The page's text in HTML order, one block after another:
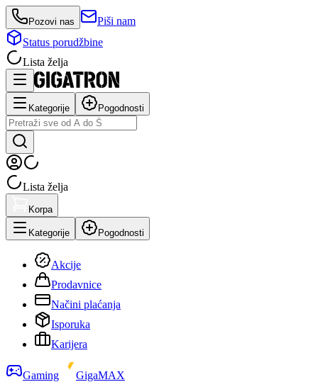
Pozovi nas
Piši nam
Status porudžbine
Lista želja
Kategorije Pogodnosti
Lista želja
Korpa
Kategorije Pogodnosti
Akcije
Prodavnice
Načini plaćanja
Isporuka
Karijera
Gaming
GigaMAX